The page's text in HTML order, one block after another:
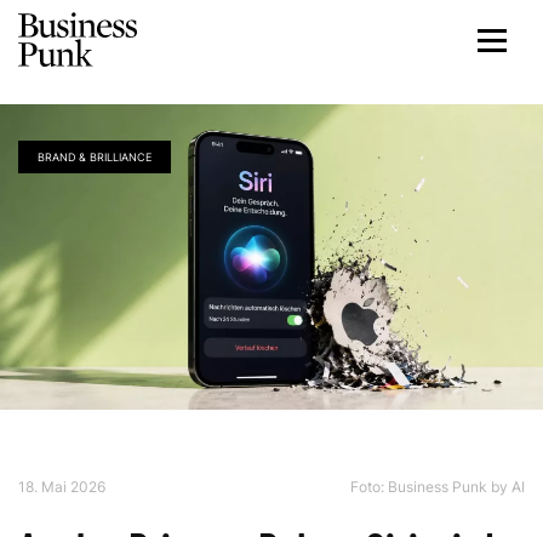
BRAND & BRILLIANCE
18. Mai 2026 Foto: Business Punk by AI